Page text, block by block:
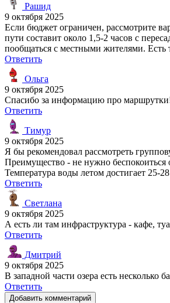
Рашид
9 октября 2025
Если бюджет ограничен, рассмотрите
пути составит около 1,5-2 часов с
пообщаться с местными жителями. Есть
Ответить
Ольга
9 октября 2025
Спасибо за информацию про
Ответить
Тимур
9 октября 2025
Я бы рекомендовал рассмотреть
Преимущество - не нужно беспокоиться
Температура воды летом достигает 25-
Ответить
Светлана
9 октября 2025
А есть ли там инфраструктура - кафе,
Ответить
Дмитрий
9 октября 2025
В западной части озера есть несколько
Ответить
Добавить комментарий